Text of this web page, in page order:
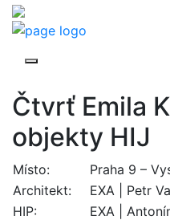
Čtvrť Emila
objekty HIJ
Místo:
Praha 9 –
Architekt:
EXA | Petr
HIP:
EXA |